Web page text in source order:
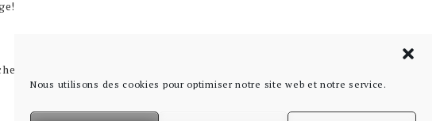
Nous utilisons des cookies pour optimiser notre site web et notre service.
15h – 18h, fermé le lundi.